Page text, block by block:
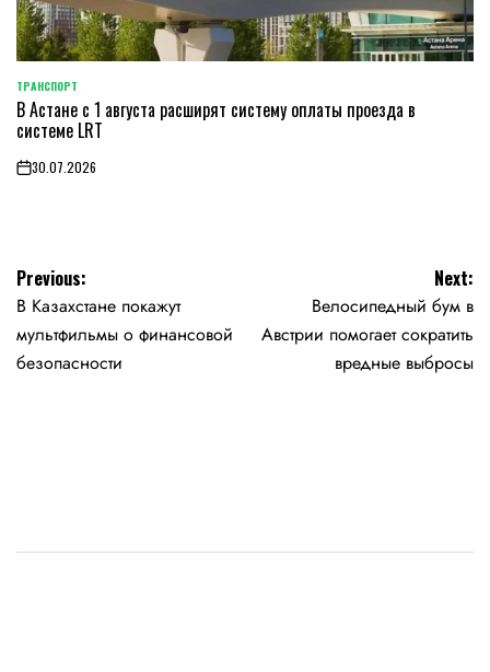
POSTED
IN
ТРАНСПОРТ
В Астане с 1 августа расширят систему оплаты проезда в
системе LRT
on30.07.2026
Навигация
по
записям
Previous:
В Казахстане покажут
мультфильмы о финансовой
безопасности
Next:
Велосипедный бум в
Австрии помогает сократить
вредные выбросы